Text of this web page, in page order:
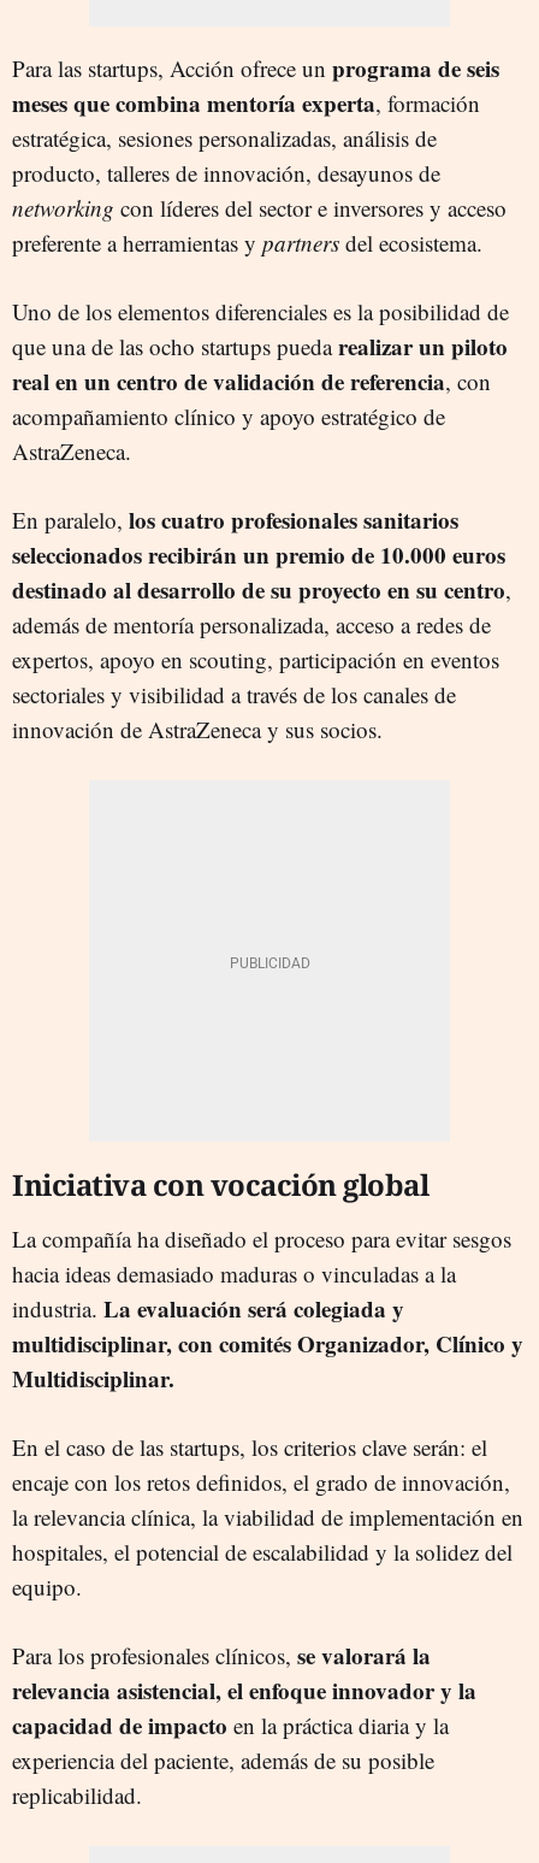
Para las startups, Acción ofrece un programa de seis
meses que combina mentoría experta, formación
estratégica, sesiones personalizadas, análisis de
producto, talleres de innovación, desayunos de
networking con líderes del sector e inversores y acceso
preferente a herramientas y partners del ecosistema.
Uno de los elementos diferenciales es la posibilidad de
que una de las ocho startups puedarealizar un piloto
real en un centro de validación de referencia, con
acompañamiento clínico y apoyo estratégico de
AstraZeneca.
En paralelo, los cuatro profesionales sanitarios
seleccionados recibirán un premio de 10.000 euros
destinado al desarrollo de su proyecto en su centro,
además de mentoría personalizada, acceso a redes de
expertos, apoyo en scouting, participación en eventos
sectoriales y visibilidad a través de los canales de
innovación de AstraZeneca y sus socios.
Iniciativa con vocación global
La compañía ha diseñado el proceso para evitar sesgos
hacia ideas demasiado maduras o vinculadas a la
industria. La evaluación será colegiada y
multidisciplinar, con comités Organizador, Clínico y
Multidisciplinar.
En el caso de las startups, los criterios clave serán: el
encaje con los retos definidos, el grado de innovación,
la relevancia clínica, la viabilidad de implementación en
hospitales, el potencial de escalabilidad y la solidez del
equipo.
Para los profesionales clínicos, se valorará la
relevancia asistencial, el enfoque innovador y la
capacidad de impacto en la práctica diaria y la
experiencia del paciente, además de su posible
replicabilidad.